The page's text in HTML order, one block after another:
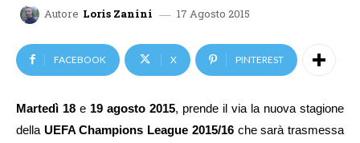
Autore Loris Zanini 17 Agosto 2015
FACEBOOK X PINTEREST
Martedì 18 e 19 agosto 2015, prende il via la nuova stagione
della UEFA Champions League 2015/16che sarà trasmessa